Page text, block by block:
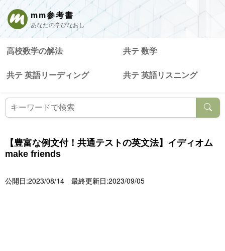
mm参考書
あなたの学びなおし
高校数学の解法 共テ 数学
共テ 英語リーディング 共テ 英語リスニング
【豊富な例文付！共通テストの英文法】イディオム
make friends
公開日:2023/08/14 最終更新日:2023/09/05